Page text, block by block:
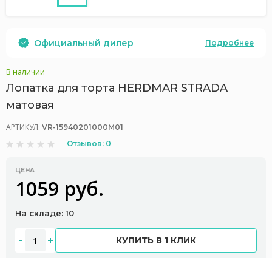
Официальный дилер Подробнее
В наличии
Лопатка для торта HERDMAR STRADA
матовая
АРТИКУЛ: VR-15940201000M01
Отзывов: 0
ЦЕНА
1059 руб.
На складе: 10
КУПИТЬ В 1 КЛИК